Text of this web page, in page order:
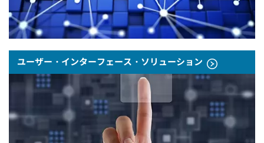
ユーザー・インターフェース・ソリューション